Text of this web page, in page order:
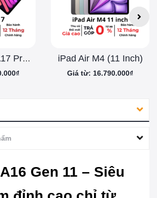
iPad Mini 7 ( A17 Pro ) iPad Air M4 (11 Inch)
Giá từ: 16.790.000₫
Gen 11 – Siêu